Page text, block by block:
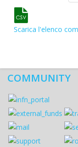
Scarica l'elenco
COMMUNITY